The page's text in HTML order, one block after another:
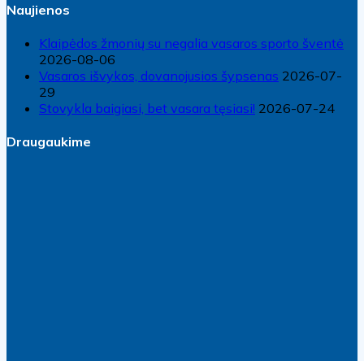
Naujienos
Klaipėdos žmonių su negalia vasaros sporto šventė
2026-08-06
Vasaros išvykos, dovanojusios šypsenas 2026-07-
29
Stovykla baigiasi, bet vasara tęsiasi! 2026-07-24
Draugaukime